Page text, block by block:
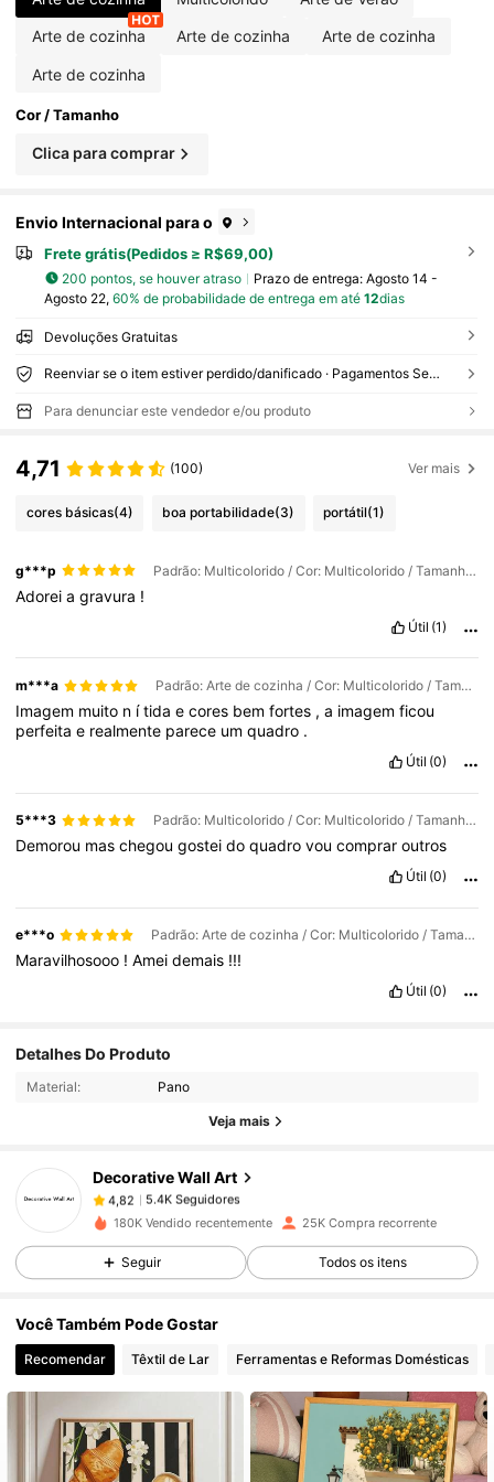
Arte de cozinha Arte de cozinha Arte de cozinha
Arte de cozinha
Cor / Tamanho
Clica para comprar
Envio Internacional para o
Frete grátis(Pedidos ≥ R$69,00)
200 pontos, se houver atraso Prazo de entrega: Agosto 14 -
Agosto 22, 60% de probabilidade de entrega em até 12dias
Devoluções Gratuitas
Reenviar se o item estiver perdido/danificado · Pagamentos Seguros · Proteção de privacidade
Para denunciar este vendedor e/ou produto
4,71 (100) Ver mais
cores básicas(4) boa portabilidade(3) portátil(1)
g***p Padrão: Multicolorido / Cor: Multicolorido / Tamanho: 40*60cm (somente tela)
Adoreiagravura !
Útil (1)
m***a Padrão: Arte de cozinha / Cor: Multicolorido / Tamanho: 50*70cm (somente tela)
Imagem muito n ítidaecores bemfortes ,a imagemficou
perfeitae realmente parece umquadro .
Útil (0)
5***3 Padrão: Multicolorido / Cor: Multicolorido / Tamanho: 35*50cm (com moldura)
Demorou maschegougosteidoquadrovoucompraroutros
Útil (0)
e***o Padrão: Arte de cozinha / Cor: Multicolorido / Tamanho: 50*70cm (somente tela)
Maravilhosooo !Ameidemais !!!
Útil (0)
Detalhes Do Produto
Material: Pano
Veja mais
Decorative Wall Art
4,82 5.4K Seguidores
5.4K Seguidores
4,82
5.4K Seguidores
b***5 pago 1 dia atrás
4,82 5.4K Seguidores
4,82
4,82 5.4K Seguidores
180K Vendido recentemente 25K Compra recorrente
Seguir Todos os itens
Você Também Pode Gostar
Recomendar Têxtil de Lar Ferramentas e Reformas Domésticas